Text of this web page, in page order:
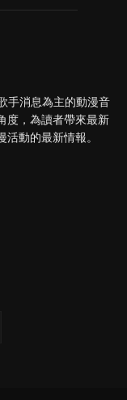
手消息為主的動漫音
度，為讀者帶來最新
動的最新情報。